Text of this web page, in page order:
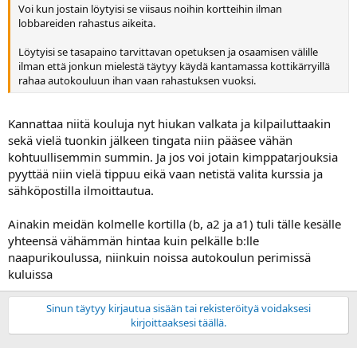
Voi kun jostain löytyisi se viisaus noihin kortteihin ilman
lobbareiden rahastus aikeita.
Löytyisi se tasapaino tarvittavan opetuksen ja osaamisen välille
ilman että jonkun mielestä täytyy käydä kantamassa kottikärryillä
rahaa autokouluun ihan vaan rahastuksen vuoksi.
Kannattaa niitä kouluja nyt hiukan valkata ja kilpailuttaakin
sekä vielä tuonkin jälkeen tingata niin pääsee vähän
kohtuullisemmin summin. Ja jos voi jotain kimppatarjouksia
pyyttää niin vielä tippuu eikä vaan netistä valita kurssia ja
sähköpostilla ilmoittautua.
Ainakin meidän kolmelle kortilla (b, a2 ja a1) tuli tälle kesälle
yhteensä vähämmän hintaa kuin pelkälle b:lle
naapurikoulussa, niinkuin noissa autokoulun perimissä
kuluissa
Sinun täytyy kirjautua sisään tai rekisteröityä voidaksesi
kirjoittaaksesi täällä.